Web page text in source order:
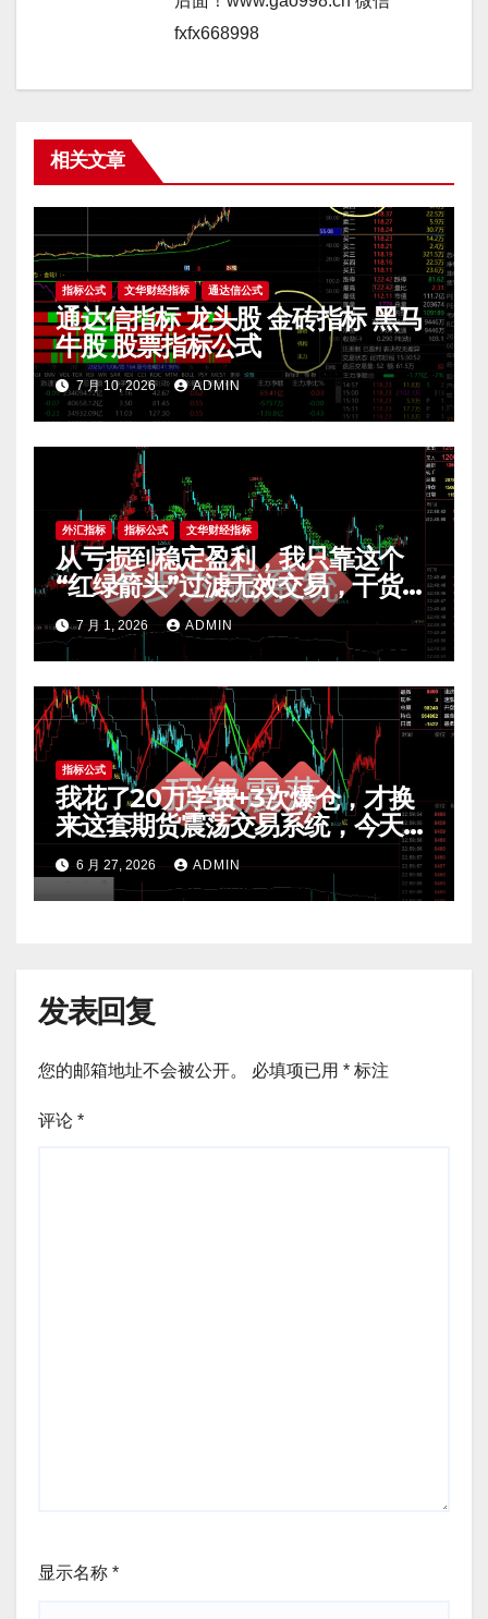
fxfx668998
相关文章
指标公式 文华财经指标 通达信公式
通达信指标 龙头股 金砖指标 黑马
牛股 股票指标公式
7 月 10, 2026 ADMIN
外汇指标 指标公式 文华财经指标
从亏损到稳定盈利，我只靠这个
“红绿箭头”过滤无效交易，干货全
公开 mt4指标
7 月 1, 2026 ADMIN
指标公式
我花了20万学费+3次爆仓，才换
来这套期货震荡交易系统，今天免
费公开核心逻辑
6 月 27, 2026 ADMIN
发表回复
您的邮箱地址不会被公开。 必填项已用 * 标注
评论 *
显示名称 *